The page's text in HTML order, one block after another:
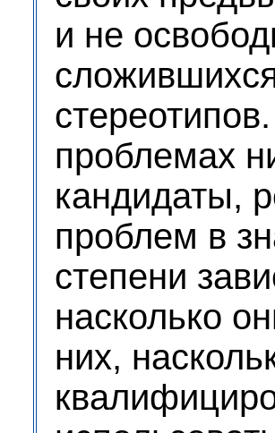
и не
проблемах
кандидаты,
проблем в
степени
насколько
них,